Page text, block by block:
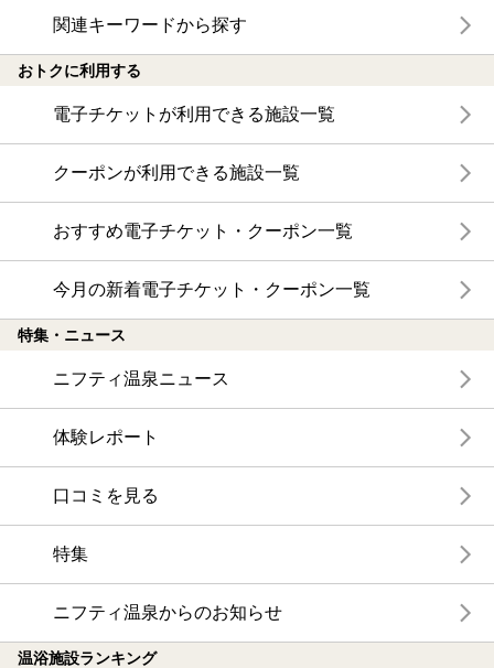
関連キーワードから探す
おトクに利用する
電子チケットが利用できる施設一覧
クーポンが利用できる施設一覧
おすすめ電子チケット・クーポン一覧
今月の新着電子チケット・クーポン一覧
特集・ニュース
ニフティ温泉ニュース
体験レポート
口コミを見る
特集
ニフティ温泉からのお知らせ
温浴施設ランキング